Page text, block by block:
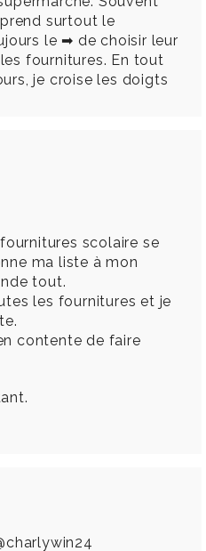
surtout le
le ➡ de choisir leur
fournitures. En tout
je croise les doigts
scolaire se
ma liste à mon
tout.
les fournitures et je
contente de faire